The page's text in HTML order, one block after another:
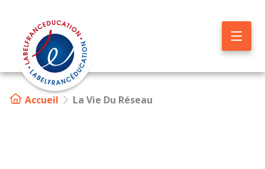
contenu
principal
Accueil La Vie Du Réseau